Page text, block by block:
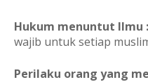
Hukum menuntut Ilmu :
wajib untuk setiap
Perilaku orang yang